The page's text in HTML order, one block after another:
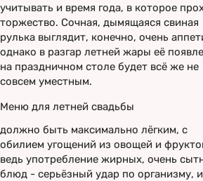
учитывать и время года, в которое
торжество. Сочная, дымящаяся свиная
рулька выглядит, конечно, очень
однако в разгар летней жары её
на праздничном столе будет всё же не
совсем уместным.
Меню для летней свадьбы
должно быть максимально лёгким, с
обилием угощений из овощей и
ведь употребление жирных, очень
блюд - серьёзный удар по организму,